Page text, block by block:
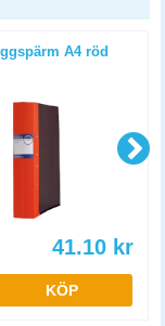
A4 röd
41.10 kr
KÖP